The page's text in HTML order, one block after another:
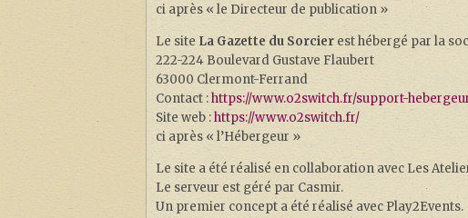
ci après « le Directeur de publication »
Le site La Gazette du Sorcier est hébergé par la
222-224 Boulevard Gustave Flaubert
63000 Clermont-Ferrand
Contact :https://www.o2switch.fr/support-
Site web :https://www.o2switch.fr/
ci après « l’Hébergeur »
Le site a été réalisé en collaboration avec Les
Le serveur est géré par Casmir.
Un premier concept a été réalisé avec Play2Events.